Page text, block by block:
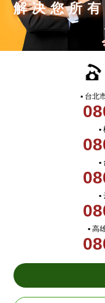
解决您所
▪ 台北
▪
▪
▪
▪ 高